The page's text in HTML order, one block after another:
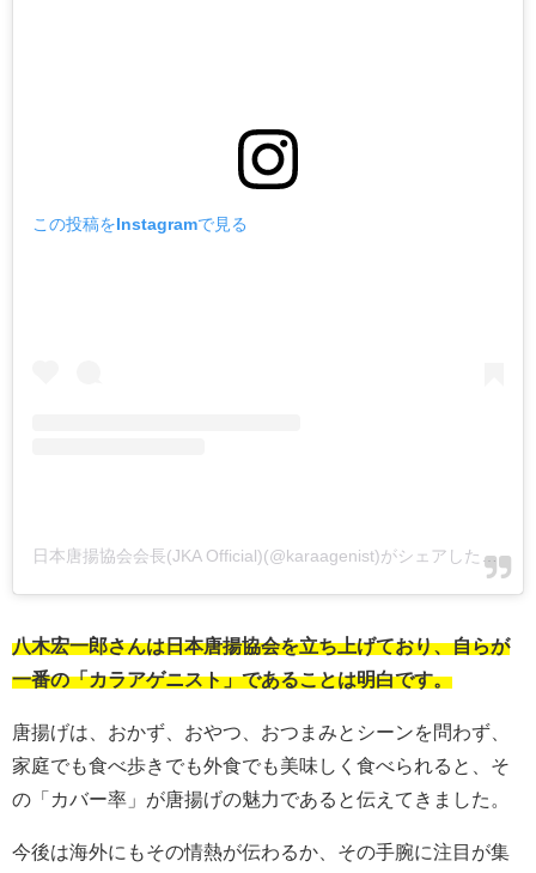
この投稿をInstagramで見る
日本唐揚協会会長(JKA Official)(@karaagenist)がシェアした投稿
八木宏一郎さんは日本唐揚協会を立ち上げており、自らが
一番の「カラアゲニスト」であることは明白です。
唐揚げは、おかず、おやつ、おつまみとシーンを問わず、
家庭でも食べ歩きでも外食でも美味しく食べられると、そ
の「カバー率」が唐揚げの魅力であると伝えてきました。
今後は海外にもその情熱が伝わるか、その手腕に注目が集